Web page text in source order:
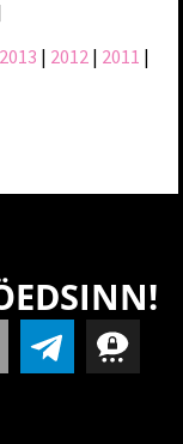
2013 | 2012 | 2011 |